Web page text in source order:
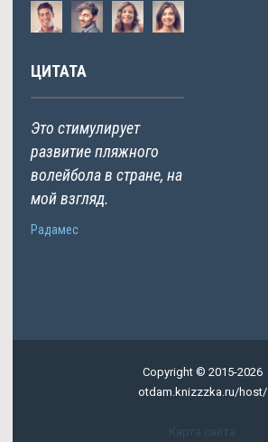
ЦИТАТА
Это стимулирует
развитие пляжного
волейбола в стране, на
мой взгляд.
Радамес
Copyright © 2015-2026
otdam.knizzzka.ru/host/
Карта сайта